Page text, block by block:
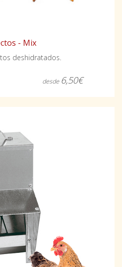
- Mix
deshidratados.
desde 6,50€